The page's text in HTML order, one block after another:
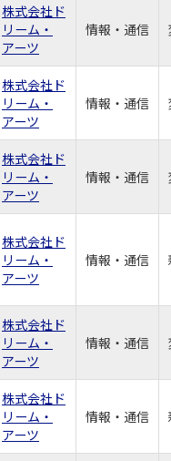
株式会社ド
リーム・
アーツ
情報・通信
株式会社ド
リーム・
アーツ
情報・通信
株式会社ド
リーム・
アーツ
情報・通信
株式会社ド
リーム・
アーツ
情報・通信
株式会社ド
リーム・
アーツ
情報・通信
株式会社ド
リーム・
アーツ
情報・通信